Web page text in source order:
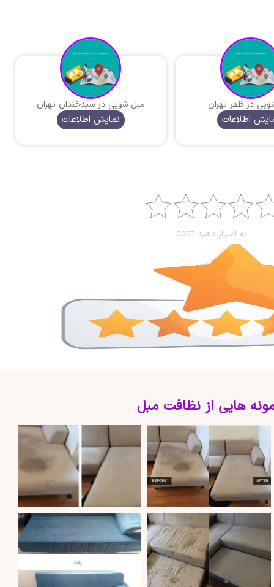
در ظفر تهران
اطلاعات
مبل شویی در سیدخندان تهران
نمایش اطلاعات
به امتیاز دهید post
هایی از نظافت مبل